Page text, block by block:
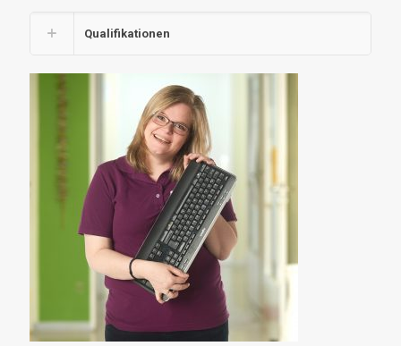
Qualifikationen